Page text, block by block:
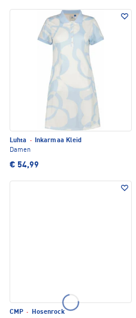
Luhta · Inkarmaa Kleid
Damen
€ 54,99
CMP ·
Hosenrock